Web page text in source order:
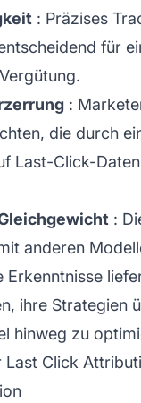
: Präzises
für
:
die durch
Last-Click-
:
anderen
Erkenntnisse
ihre Strategien
hinweg zu
Last Click